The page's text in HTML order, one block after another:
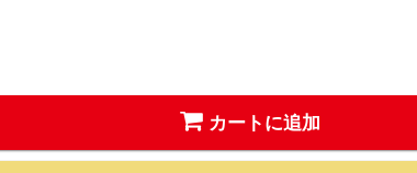
カートに追加